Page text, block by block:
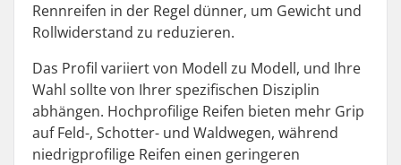
Rennreifen in der Regel dünner, um Gewicht und
Rollwiderstand zu reduzieren.
Das Profil variiert von Modell zu Modell, und Ihre
Wahl sollte von Ihrer spezifischen Disziplin
abhängen. Hochprofilige Reifen bieten mehr Grip
auf Feld-, Schotter- und Waldwegen, während
niedrigprofilige Reifen einen geringeren